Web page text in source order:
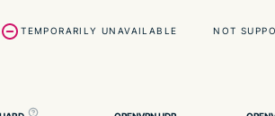
TEMPORARILY UNAVAILABLE NOT